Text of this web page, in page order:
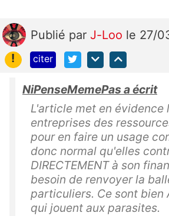
Publié par J-Loo le 27/
!
citer
NiPenseMemePas a écrit
L'article met en évidence
entreprises des
pour en faire un usage
donc normal qu'elles
DIRECTEMENT à son
besoin de renvoyer la
particuliers. Ce sont bien
qui jouent aux parasites.